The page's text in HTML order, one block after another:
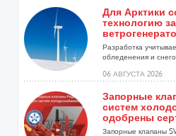
Для Арктики
технологию
Разработка
обледенения и
06 АВГУСТА 2026
Запорные
систем
одобрены
Запорные клапаны